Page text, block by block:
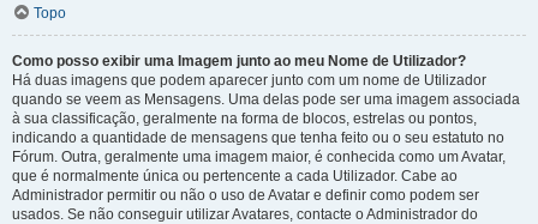
Topo
Como posso exibir uma Imagem junto ao meu Nome de Utilizador?
Há duas imagens que podem aparecer junto com um nome de Utilizador
quando se veem as Mensagens. Uma delas pode ser uma imagem associada
à sua classificação, geralmente na forma de blocos, estrelas ou pontos,
indicando a quantidade de mensagens que tenha feito ou o seu estatuto no
Fórum. Outra, geralmente uma imagem maior, é conhecida como um Avatar,
que é normalmente única ou pertencente a cada Utilizador. Cabe ao
Administrador permitir ou não o uso de Avatar e definir como podem ser
usados. Se não conseguir utilizar Avatares, contacte o Administrador do